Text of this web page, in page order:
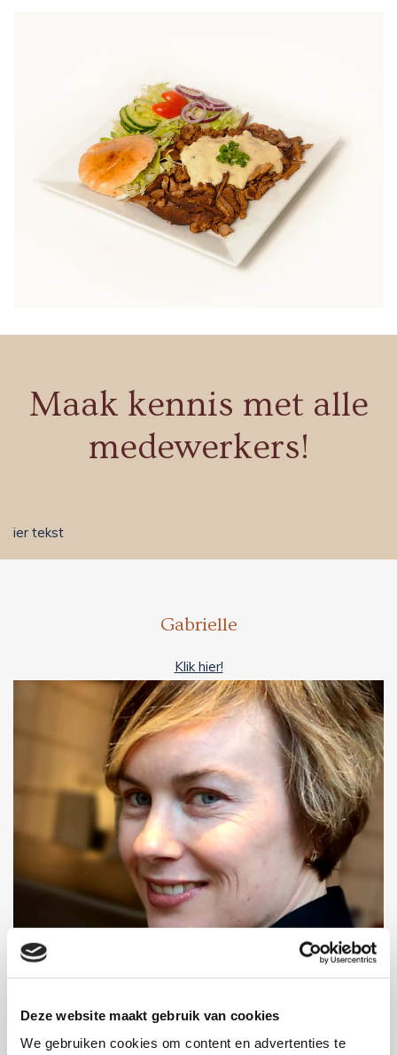
Deze website maakt gebruik van cookies
We gebruiken cookies om content en advertenties te
Maak kennis met alle
medewerkers!
ier tekst
Gabrielle
Klik hier!
Bjorn